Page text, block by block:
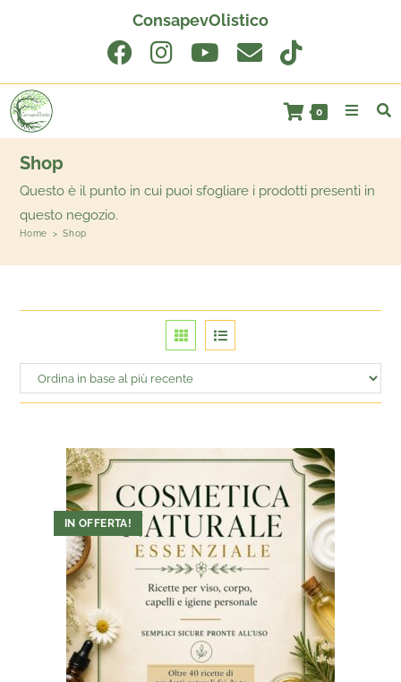
ConsapevOlistico
0
Shop
Questo è il punto in cui puoi sfogliare i prodotti presenti in
questo negozio.
Home > Shop
IN OFFERTA!